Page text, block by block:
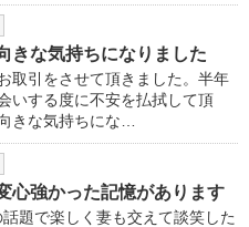
きな気持ちになりました
取引をさせて頂きました。半年
いする度に不安を払拭して頂
きな気持ちにな…
心強かった記憶があります
話題で楽しく妻も交えて談笑した